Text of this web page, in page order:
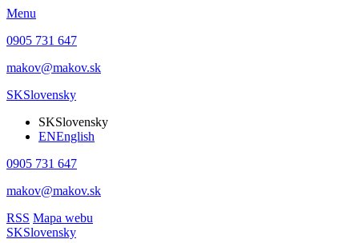
Menu
0905 731 647
makov@makov.sk
SKSlovensky
SKSlovensky
ENEnglish
0905 731 647
makov@makov.sk
RSS Mapa webu
SKSlovensky